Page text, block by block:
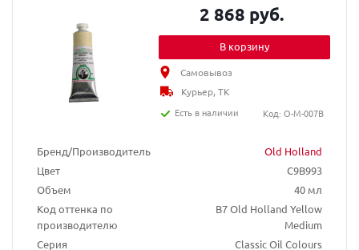
Бренд/Производитель
Old Holland
Цвет
C9B993
Объем
40 мл
Код оттенка по
производителю
B7 Old Holland Yellow
Medium
Серия
Classic Oil Colours
2 868 руб.
В корзину
Самовывоз
Курьер, ТК
Есть в наличии
Код: O-M-007B